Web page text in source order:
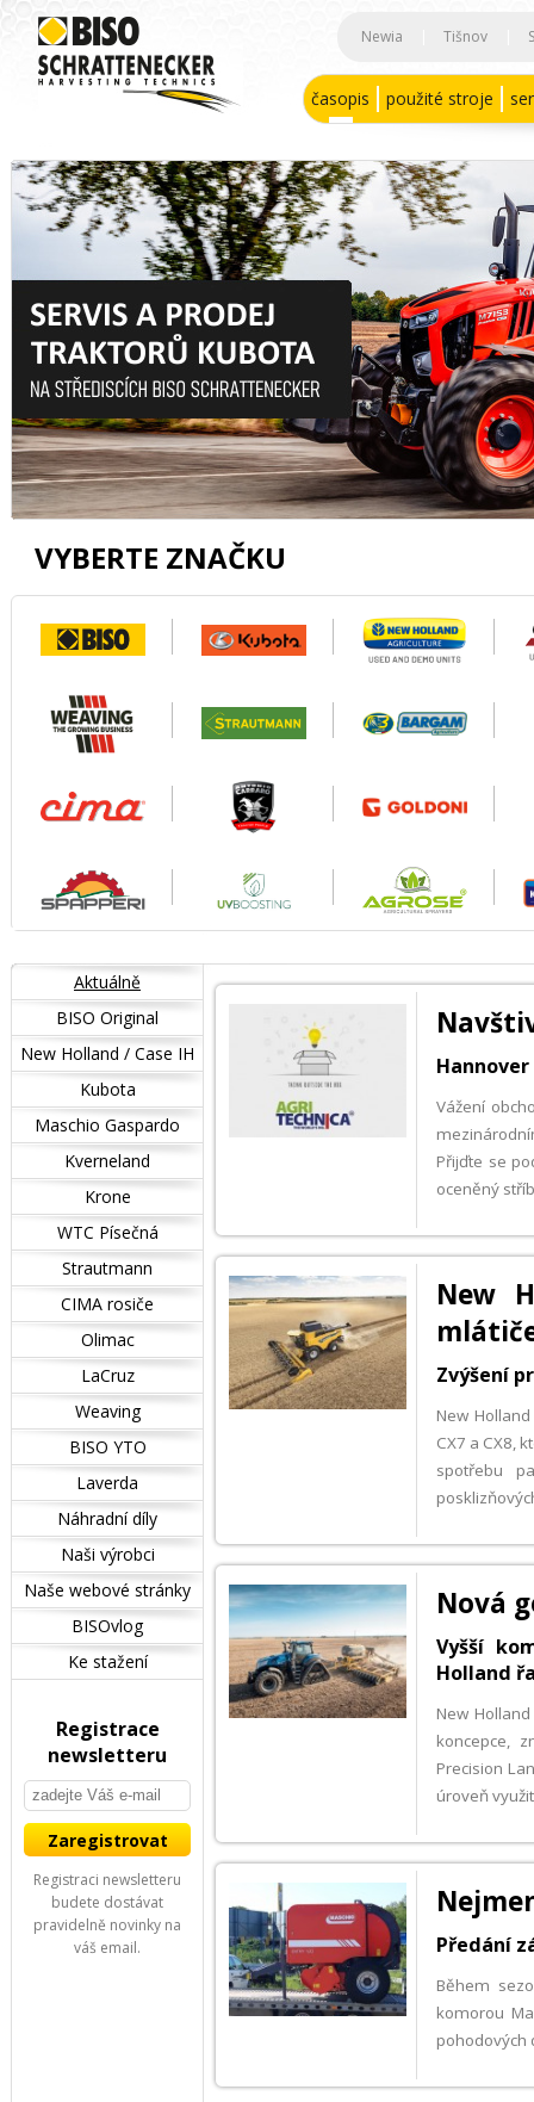
Newia Tišnov
časopis použité stroje
VYBERTE ZNAČKU
Hannover
Vážení
Přijďte se
oceněný
New
Zvýšení
New
CX7 a CX8,
spotřebu
Nová
Vyšší
Holland
New
koncepce,
Precision
úroveň
Předání
Během
komorou
pohodových
Aktuálně
BISO Original
New Holland / Case IH
Kubota
Maschio Gaspardo
Kverneland
Krone
WTC Písečná
Strautmann
CIMA rosiče
Olimac
LaCruz
Weaving
BISO YTO
Laverda
Náhradní díly
Naši výrobci
Naše webové stránky
BISOvlog
Ke stažení
Registrace
newsletteru
Registraci newsletteru
budete dostávat
pravidelně novinky na
váš email.